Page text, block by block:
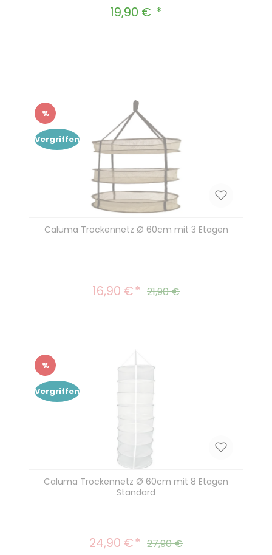
Regulärer Preis:
19,90 €
Rabatt
%
Vergriffen
Caluma Trockennetz Ø 60cm mit 3 Etagen
Verkaufspreis:
16,90 € Regulärer Preis:
21,90 €
Rabatt
%
Vergriffen
Caluma Trockennetz Ø 60cm mit 8 Etagen
Standard
Verkaufspreis:
24,90 € Regulärer Preis:
27,90 €